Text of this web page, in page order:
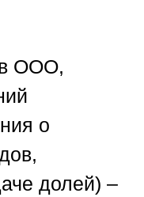
ООО,
о
долей) –